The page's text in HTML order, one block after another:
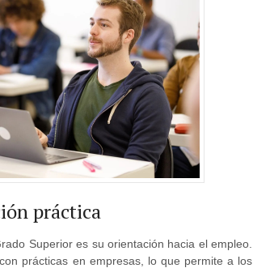
práctica
Superior es su orientación hacia el empleo.
prácticas en empresas, lo que permite a los